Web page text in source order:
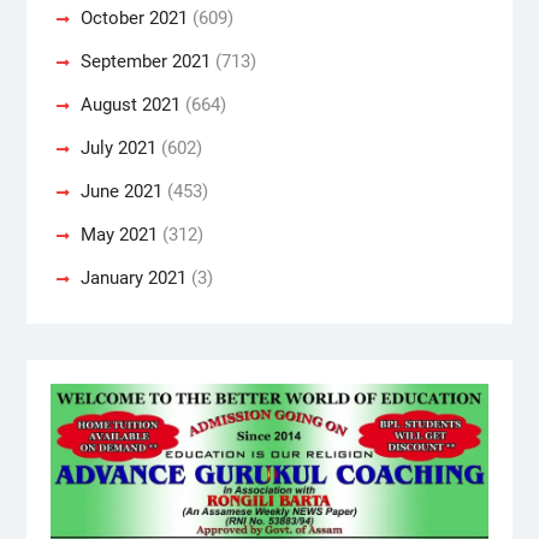
October 2021 (609)
September 2021 (713)
August 2021 (664)
July 2021 (602)
June 2021 (453)
May 2021 (312)
January 2021 (3)